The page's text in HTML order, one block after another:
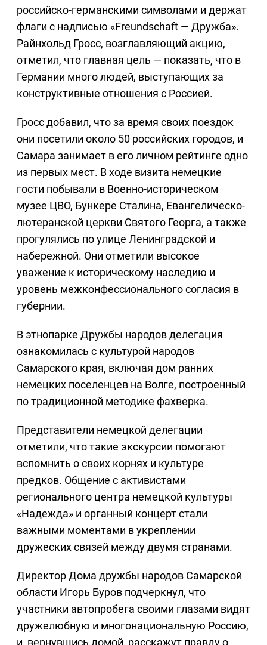
российско-германскими символами и держат
флаги с надписью «Freundschaft — Дружба».
Райнхольд Гросс, возглавляющий акцию,
отметил, что главная цель — показать, что в
Германии много людей, выступающих за
конструктивные отношения с Россией.
Гросс добавил, что за время своих поездок
они посетили около 50 российских городов, и
Самара занимает в его личном рейтинге одно
из первых мест. В ходе визита немецкие
гости побывали в Военно-историческом
музее ЦВО, Бункере Сталина, Евангелическо-
лютеранской церкви Святого Георга, а также
прогулялись по улице Ленинградской и
набережной. Они отметили высокое
уважение к историческому наследию и
уровень межконфессионального согласия в
губернии.
В этнопарке Дружбы народов делегация
ознакомилась с культурой народов
Самарского края, включая дом ранних
немецких поселенцев на Волге, построенный
по традиционной методике фахверка.
Представители немецкой делегации
отметили, что такие экскурсии помогают
вспомнить о своих корнях и культуре
предков. Общение с активистами
регионального центра немецкой культуры
«Надежда» и органный концерт стали
важными моментами в укреплении
дружеских связей между двумя странами.
Директор Дома дружбы народов Самарской
области Игорь Буров подчеркнул, что
участники автопробега своими глазами видят
дружелюбную и многонациональную Россию,
и, вернувшись домой, расскажут правду о